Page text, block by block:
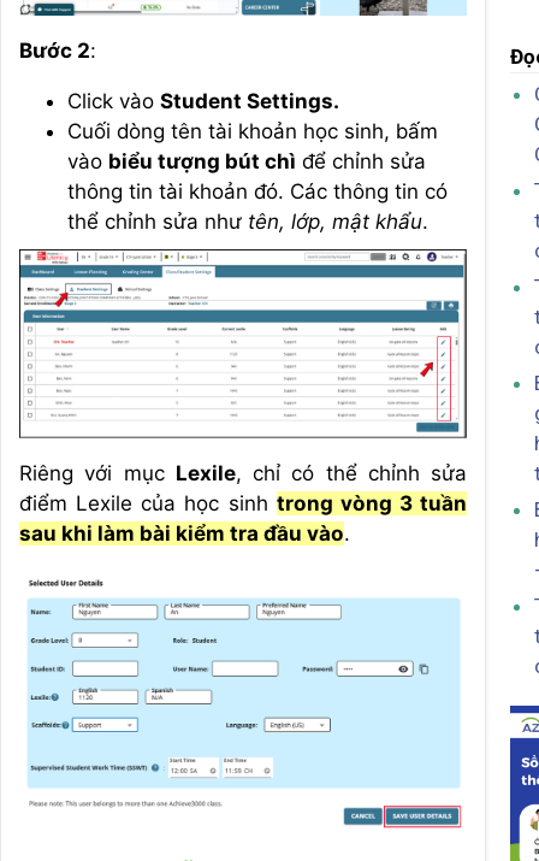
Bước 2:
Click vào Student Settings.
Cuối dòng tên tài khoản học sinh, bấm
vào biểu tượng bút chì để chỉnh sửa
thông tin tài khoản đó. Các thông tin có
thể chỉnh sửa như tên, lớp, mật khẩu.
Riêng với mục Lexile, chỉ có thể chỉnh sửa
điểm Lexile của học sinh trong vòng 3 tuần
sau khi làm bài kiểm tra đầu vào.